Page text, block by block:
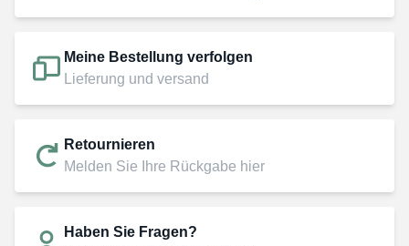
Meine Bestellung verfolgen
Lieferung und versand
Retournieren
Melden Sie Ihre Rückgabe hier
Haben Sie Fragen?